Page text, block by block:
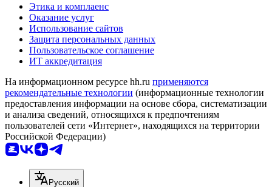
Этика и комплаенс
Оказание услуг
Использование сайтов
Защита персональных данных
Пользовательское соглашение
ИТ аккредитация
На информационном ресурсе hh.ru применяются
рекомендательные технологии (информационные технологии
предоставления информации на основе сбора, систематизации
и анализа сведений, относящихся к предпочтениям
пользователей сети «Интернет», находящихся на территории
Российской Федерации)
Русский